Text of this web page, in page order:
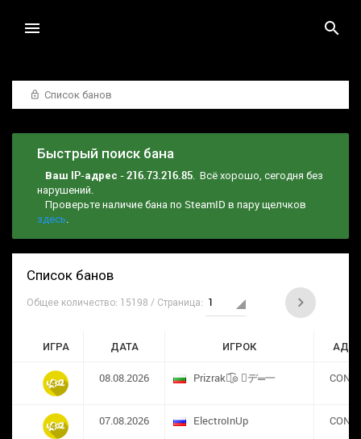
Список банов
Быстрый поиск бана
Ваш IP-адрес - 216.73.216.85. Всё хорошо, сегодня без
нарушений.
Проверьте наличие бана по SteamID в пару щелчков
здесь.
Список банов
Общее количество: 15198 / Страница:
ИГРА ДАТА ИГРОК
08.08.2026 Prizrak๏̯͡๏ ︻デ═一
07.08.2026 ElectroInUp